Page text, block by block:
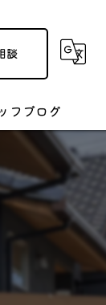
談
フブログ
ムの豆知識